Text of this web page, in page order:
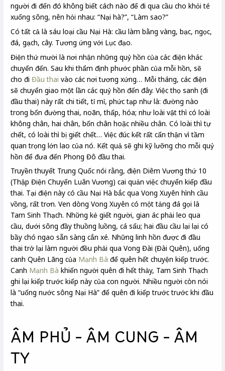
người đi đến đó không biết cách nào để đi qua cầu cho khỏi té
xuống sông, nên hỏi nhau: “Nại hà?”, “Làm sao?”
Có tất cả là sáu loại cầu Nại Hà: cầu làm bằng vàng, bạc, ngọc,
đá, gạch, cây. Tương ứng với Lục đạo.
Điện thứ mười là nơi nhận những quỷ hồn của các điện khác
chuyển đến. Sau khi thẩm định phước phần của mỗi hồn, sẽ
cho điĐầu thai vào các nơi tương xứng… Mỗi tháng, các điện
sẽ chuyển giao một lần các quỷ hồn đến đây. Việc thọ sanh (đi
đầu thai) này rất chi tiết, tỉ mỉ, phức tạp như là: đường nào
trong bốn đường thai, noãn, thấp, hóa; như loài vật thì có loài
không chân, hai chân, bốn chân hoặc nhiều chân. Có loài thì tự
chết, có loài thì bị giết chết… Việc đúc kết rất cẩn thận vì tầm
quan trọng lớn lao của nó. Kết quả sẽ ghi kỹ lưỡng cho mỗi quỷ
hồn để đưa đến Phong Đô đầu thai.
Truyền thuyết Trung Quốc nói rằng, điện Diêm Vương thứ 10
(Thập Điện Chuyển Luân Vương) cai quản việc chuyển kiếp đầu
thai. Tại điện này có cầu Nại Hà bắc qua Vong Xuyên hình cầu
vồng, rất trơn. Ven dòng Vong Xuyên có một tảng đá gọi là
Tam Sinh Thạch. Những kẻ giết người, gian ác phải leo qua
cầu, dưới sông đầy thuồng luồng, cá sấu; hai đầu cầu lại lại có
bầy chó ngao sẵn sàng cắn xé. Những linh hồn được đi đầu
thai trở lại làm người đều phải qua Vong Đài (Đài Quên), uống
canh Quên Lãng của Mạnh Bà để quên hết chuyện kiếp trước.
Canh Mạnh Bà khiến người quên đi hết thảy, Tam Sinh Thạch
ghi lại kiếp trước kiếp này của con người. Nhiều người còn nói
là “uống nước sông Nại Hà” để quên đi kiếp trước trước khi đầu
thai.
ÂM PHỦ – ÂM CUNG – ÂM
TY